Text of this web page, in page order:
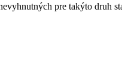
pre takýto druh